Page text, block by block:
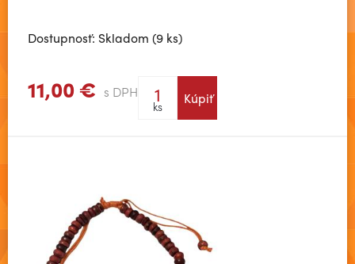
Dostupnosť: Skladom (9 ks)
11,00 € s DPH
ks Kúpiť
Zobraziť viac